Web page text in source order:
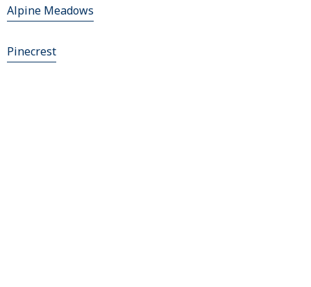
Alpine Meadows
Pinecrest